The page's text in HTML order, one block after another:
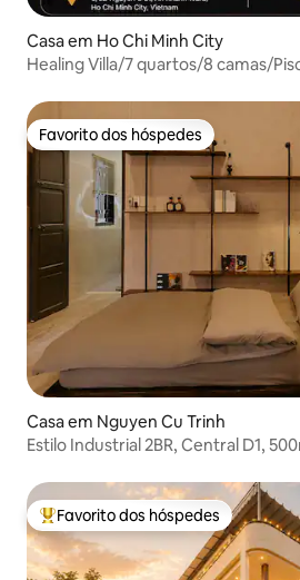
Casa em Ho Chi Minh City
Healing Villa/7 quartos/8 camas/
Favorito dos hóspedes
Favorito dos hóspedes
Casa em Nguyen Cu Trinh
Estilo Industrial 2BR, Central D1,
Favoritos dos hóspedes mais
Favorito dos hóspedes